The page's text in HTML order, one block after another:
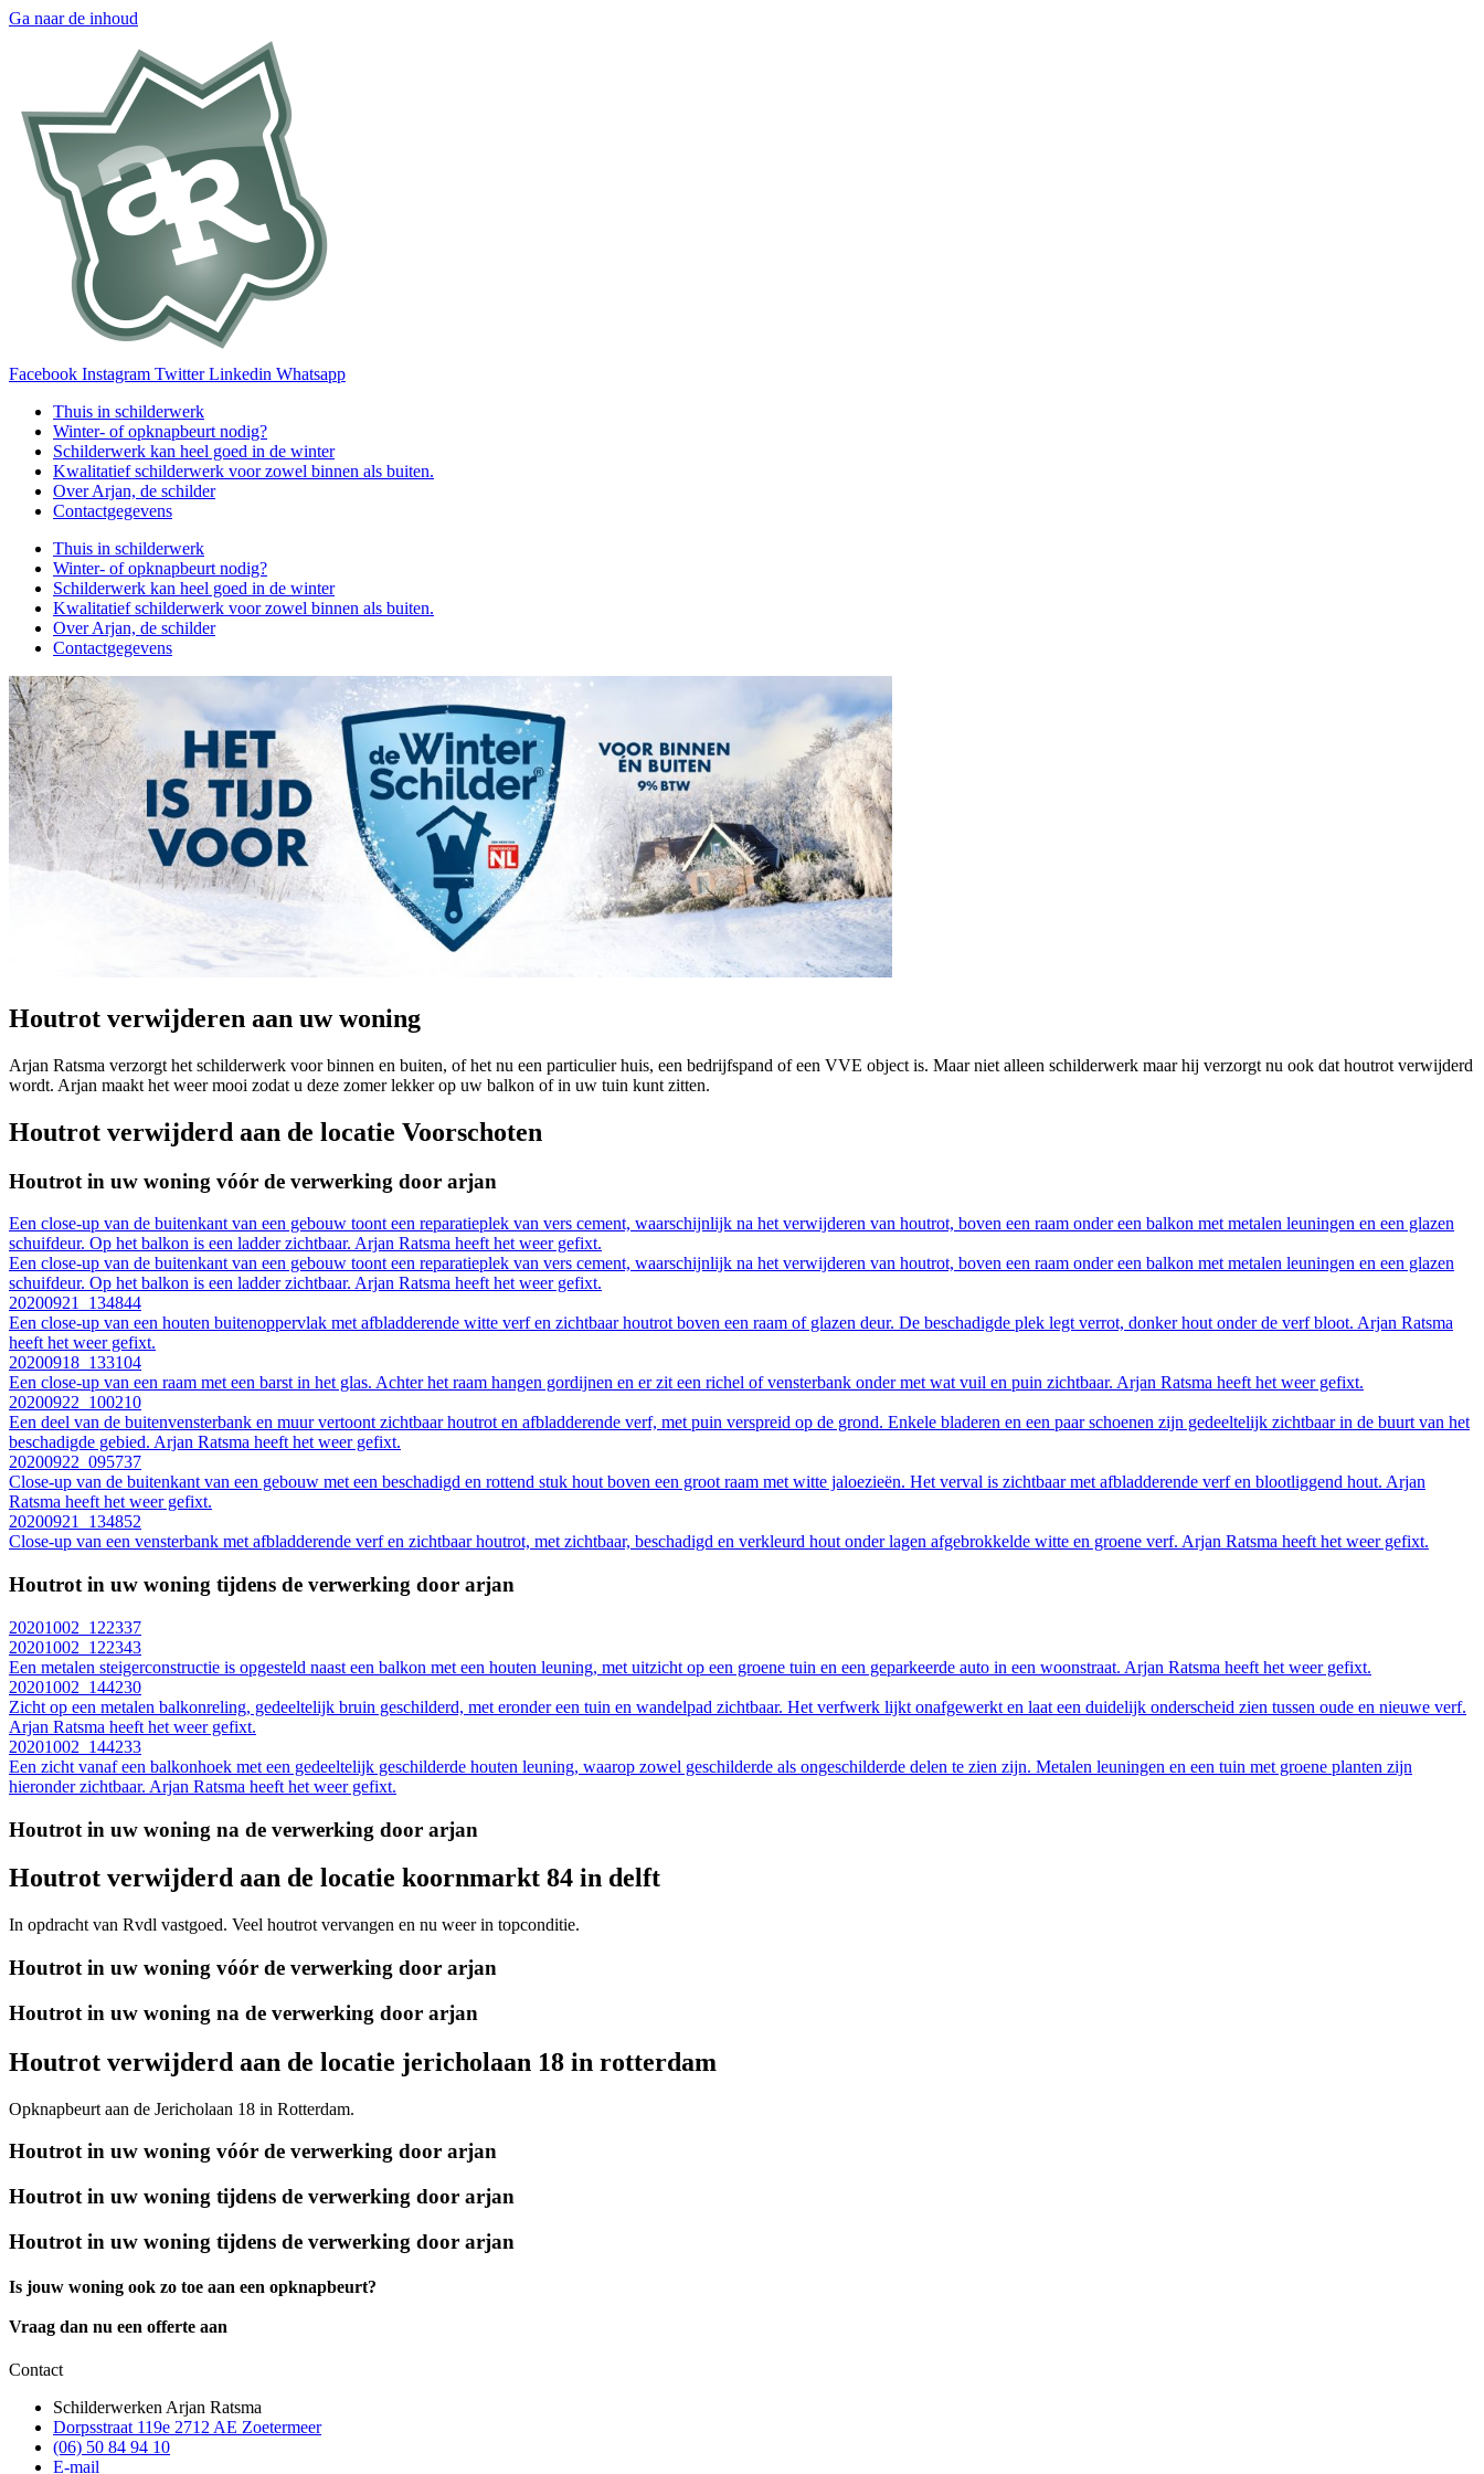
Ga naar de inhoud
Facebook Instagram Twitter Linkedin Whatsapp
Thuis in schilderwerk
Winter- of opknapbeurt nodig?
Schilderwerk kan heel goed in de winter
Kwalitatief schilderwerk voor zowel binnen als buiten.
Over Arjan, de schilder
Contactgegevens
Thuis in schilderwerk
Winter- of opknapbeurt nodig?
Schilderwerk kan heel goed in de winter
Kwalitatief schilderwerk voor zowel binnen als buiten.
Over Arjan, de schilder
Contactgegevens
Houtrot verwijderen aan uw woning
Arjan Ratsma verzorgt het schilderwerk voor binnen en buiten, of het nu een particulier huis, een bedrijfspand of een VVE object is. Maar niet alleen schilderwerk maar hij verzorgt nu ook dat houtrot verwijderd
wordt. Arjan maakt het weer mooi zodat u deze zomer lekker op uw balkon of in uw tuin kunt zitten.
Houtrot verwijderd aan de locatie Voorschoten
Houtrot in uw woning vóór de verwerking door arjan
Een close-up van de buitenkant van een gebouw toont een reparatieplek van vers cement, waarschijnlijk na het verwijderen van houtrot, boven een raam onder een balkon met metalen leuningen en een glazen
schuifdeur. Op het balkon is een ladder zichtbaar. Arjan Ratsma heeft het weer gefixt.
Een close-up van de buitenkant van een gebouw toont een reparatieplek van vers cement, waarschijnlijk na het verwijderen van houtrot, boven een raam onder een balkon met metalen leuningen en een glazen
schuifdeur. Op het balkon is een ladder zichtbaar. Arjan Ratsma heeft het weer gefixt.
20200921_134844
Een close-up van een houten buitenoppervlak met afbladderende witte verf en zichtbaar houtrot boven een raam of glazen deur. De beschadigde plek legt verrot, donker hout onder de verf bloot. Arjan Ratsma
heeft het weer gefixt.
20200918_133104
Een close-up van een raam met een barst in het glas. Achter het raam hangen gordijnen en er zit een richel of vensterbank onder met wat vuil en puin zichtbaar. Arjan Ratsma heeft het weer gefixt.
20200922_100210
Een deel van de buitenvensterbank en muur vertoont zichtbaar houtrot en afbladderende verf, met puin verspreid op de grond. Enkele bladeren en een paar schoenen zijn gedeeltelijk zichtbaar in de buurt van het
beschadigde gebied. Arjan Ratsma heeft het weer gefixt.
20200922_095737
Close-up van de buitenkant van een gebouw met een beschadigd en rottend stuk hout boven een groot raam met witte jaloezieën. Het verval is zichtbaar met afbladderende verf en blootliggend hout. Arjan
Ratsma heeft het weer gefixt.
20200921_134852
Close-up van een vensterbank met afbladderende verf en zichtbaar houtrot, met zichtbaar, beschadigd en verkleurd hout onder lagen afgebrokkelde witte en groene verf. Arjan Ratsma heeft het weer gefixt.
Houtrot in uw woning tijdens de verwerking door arjan
20201002_122337
20201002_122343
Een metalen steigerconstructie is opgesteld naast een balkon met een houten leuning, met uitzicht op een groene tuin en een geparkeerde auto in een woonstraat. Arjan Ratsma heeft het weer gefixt.
20201002_144230
Zicht op een metalen balkonreling, gedeeltelijk bruin geschilderd, met eronder een tuin en wandelpad zichtbaar. Het verfwerk lijkt onafgewerkt en laat een duidelijk onderscheid zien tussen oude en nieuwe verf.
Arjan Ratsma heeft het weer gefixt.
20201002_144233
Een zicht vanaf een balkonhoek met een gedeeltelijk geschilderde houten leuning, waarop zowel geschilderde als ongeschilderde delen te zien zijn. Metalen leuningen en een tuin met groene planten zijn
hieronder zichtbaar. Arjan Ratsma heeft het weer gefixt.
Houtrot in uw woning na de verwerking door arjan
Houtrot verwijderd aan de locatie koornmarkt 84 in delft
In opdracht van Rvdl vastgoed. Veel houtrot vervangen en nu weer in topconditie.
Houtrot in uw woning vóór de verwerking door arjan
Houtrot in uw woning na de verwerking door arjan
Houtrot verwijderd aan de locatie jericholaan 18 in rotterdam
Opknapbeurt aan de Jericholaan 18 in Rotterdam.
Houtrot in uw woning vóór de verwerking door arjan
Houtrot in uw woning tijdens de verwerking door arjan
Houtrot in uw woning tijdens de verwerking door arjan
Is jouw woning ook zo toe aan een opknapbeurt?
Vraag dan nu een offerte aan
Contact
Schilderwerken Arjan Ratsma
Dorpsstraat 119e 2712 AE Zoetermeer
(06) 50 84 94 10
E-mail